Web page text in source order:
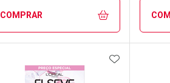
Comprar sem Desconto
Comprar sem Desconto
COMPRAR
FECHAR
FECHAR
ADICIONAR